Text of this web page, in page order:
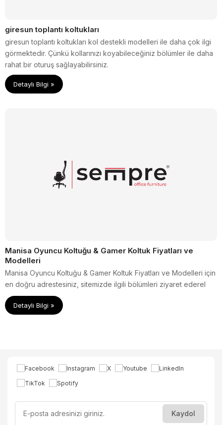
giresun toplantı koltukları
giresun toplantı koltukları kol destekli modelleri ile daha çok ilgi
görmektedir. Çünkü kollarınızı koyabileceğiniz bölümler ile daha
rahat bir oturuş sağlayabilirsiniz.
Detaylı Bilgi »
Manisa Oyuncu Koltuğu & Gamer Koltuk Fiyatları ve
Modelleri
Manisa Oyuncu Koltuğu & Gamer Koltuk Fiyatları ve Modelleri için
en doğru adrestesiniz, sitemizde ilgili bölümleri ziyaret ederel
kaliteli ürünlerimizi inceleyebilir ve hemen sipariş verebilirsiniz.
Detaylı Bilgi »